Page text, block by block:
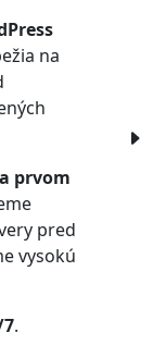
na
prvom
pred
vysokú
.